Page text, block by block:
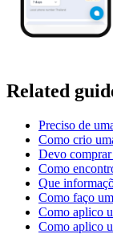
Related
Preciso de
Como crio
Devo
Como
Que
Como faço
Como aplico
Como aplico